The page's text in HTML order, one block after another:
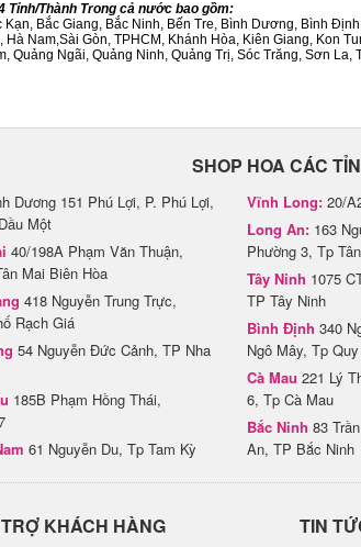
Tỉnh/Thành Trong cả nước bao gồm:
Kạn, Bắc Giang, Bắc Ninh, Bến Tre, Bình Dương, Bình
Nam,Sài Gòn, TPHCM, Khánh Hòa, Kiên Giang, Kon
Quảng Ngãi, Quảng Ninh, Quảng Trị, Sóc Trăng, Sơn
SHOP HOA CÁC
Dương 151 Phú Lợi, P. Phú Lợi,
Một
40/198A Phạm Văn Thuận,
Mai Biên Hòa
418 Nguyễn Trung Trực,
Rạch Giá
54 Nguyễn Đức Cảnh, TP Nha
185B Phạm Hồng Thái,
61 Nguyễn Du, Tp Tam Kỳ
Vĩnh Long: 20/
Long An: 163
Phường 3, Tp
Tây Ninh 1075
TP Tây Ninh
Bình Định 340
Ngô Mây, Tp
Cà Mau 221 Lý
6, Tp Cà Mau
Bắc Ninh 83
An, TP Bắc Ninh
KHÁCH HÀNG TIN